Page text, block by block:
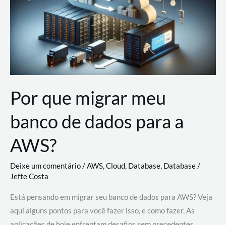
AWS
Por que migrar meu
banco de dados para a
AWS?
Deixe um comentário/AWS,Cloud, Database, Database/
Jefte Costa
Está pensando em migrar seu banco de dados para AWS? Veja
aqui alguns pontos para você fazer isso, e como fazer. As